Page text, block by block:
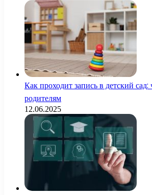
Как проходит запись в детский
родителям
12.06.2025